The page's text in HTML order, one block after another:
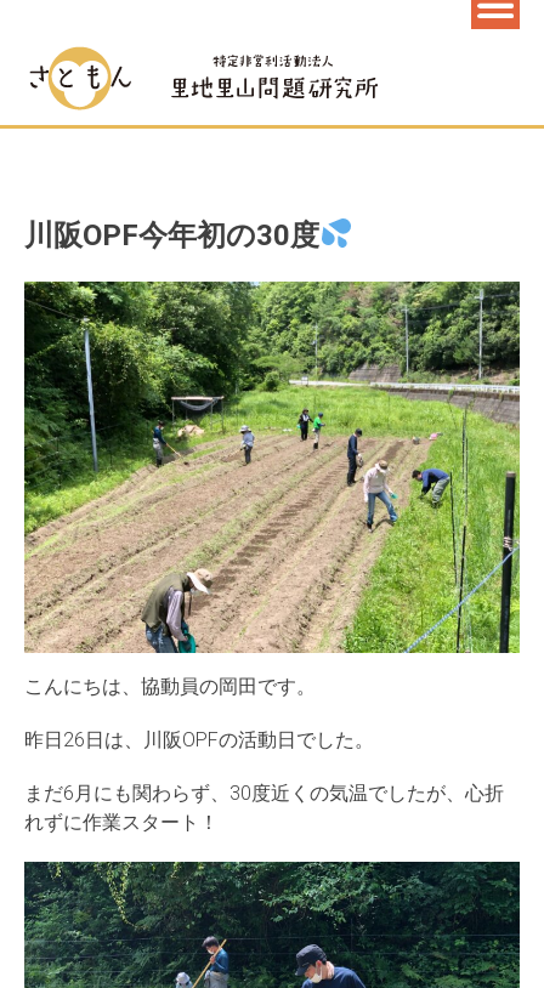
川阪OPF今年初の30度
こんにちは、協動員の岡田です。
昨日26日は、川阪OPFの活動日でした。
まだ6月にも関わらず、30度近くの気温でしたが、心折
れずに作業スタート！